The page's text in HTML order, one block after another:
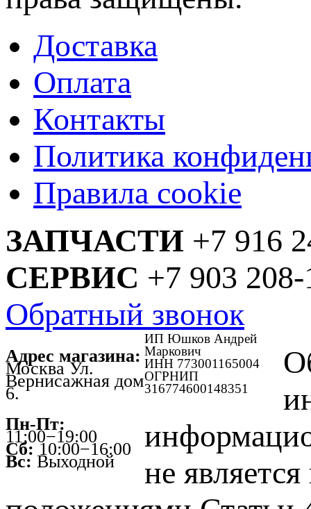
Доставка
Оплата
Контакты
Политика
Правила cookie
ЗАПЧАСТИ +7 916
СЕРВИС +7 903
Обратный звонок
Адрес магазина:
Москва Ул.
Вернисажная дом
6.
Пн-Пт:
11:00−19:00
Сб:10:00−16:00
Вс: Выходной
ИП Юшков Андрей
Маркович
ИНН 773001165004
ОГРНИП
316774600148351
не